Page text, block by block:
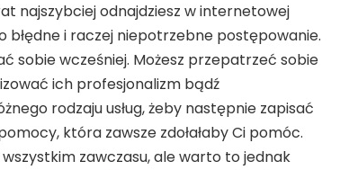
najszybciej odnajdziesz w internetowej
błędne i raczej niepotrzebne postępowanie.
sobie wcześniej. Możesz przepatrzeć sobie
ich profesjonalizm bądź
rodzaju usług, żeby następnie zapisać
która zawsze zdołałaby Ci pomóc.
zawczasu, ale warto to jednak